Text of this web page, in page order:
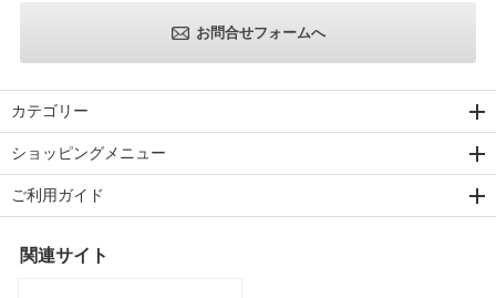
お問合せフォームへ
カテゴリー
ショッピングメニュー
ご利用ガイド
関連サイト